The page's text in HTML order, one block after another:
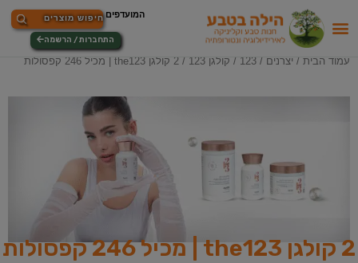
התחברות / הרשמה
עמוד הבית / יצרנים /
123
/ קולגן 123 / 2 קולגן the123 | מכיל 246 קפסולות
2 קולגן the123 | מכיל 246 קפסולות